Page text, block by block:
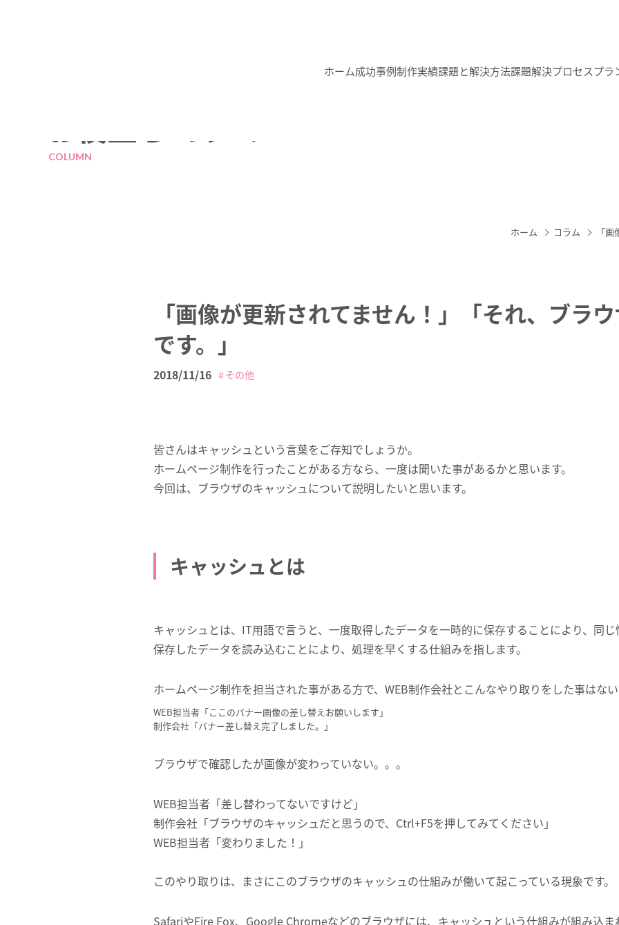
ホーム成功事例制作実績課題と解決方法課題解決プロセスプラ
COLUMN
ホーム コラム 「
「画像が更新されてません！」「それ、ブラ
です。」
2018/11/16 その他
皆さんはキャッシュという言葉をご存知でしょうか。
ホームページ制作を行ったことがある方なら、一度は聞いた事があるかと思います。
今回は、ブラウザのキャッシュについて説明したいと思います。
キャッシュとは
キャッシュとは、IT用語で言うと、一度取得したデータを一時的に保存することにより、同
保存したデータを読み込むことにより、処理を早くする仕組みを指します。
ホームページ制作を担当された事がある方で、WEB制作会社とこんなやり取りをした事はな
WEB担当者「ここのバナー画像の差し替えお願いします」
制作会社「バナー差し替え完了しました。」
ブラウザで確認したが画像が変わっていない。。。
WEB担当者「差し替わってないですけど」
制作会社「ブラウザのキャッシュだと思うので、Ctrl+F5を押してみてください」
WEB担当者「変わりました！」
このやり取りは、まさにこのブラウザのキャッシュの仕組みが働いて起こっている現象です。
SafariやFire Fox、Google Chromeなどのブラウザには、キャッシュという仕組みが組み込ま